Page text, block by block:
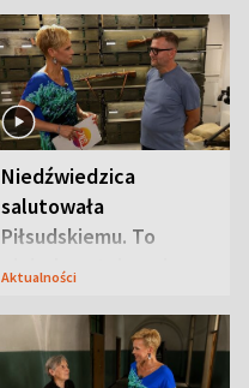
Niedźwiedzica
salutowała
Piłsudskiemu. To
niejedyna tajemnica
Aktualności